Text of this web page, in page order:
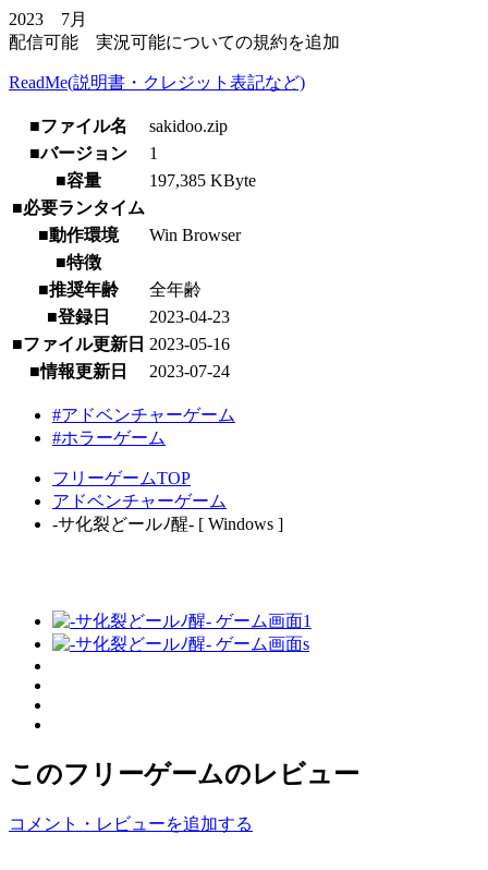
2023 7月
配信可能 実況可能についての規約を追加
ReadMe(説明書・クレジット表記など)
■ファイル名
sakidoo.zip
■バージョン
1
■容量
197,385 KByte
■必要ランタイム
■動作環境
Win Browser
■特徴
■推奨年齢
全年齢
■登録日
2023-04-23
■ファイル更新日 2023-05-16
■情報更新日
2023-07-24
#アドベンチャーゲーム
#ホラーゲーム
フリーゲームTOP
アドベンチャーゲーム
-サ化裂どールﾉ醒- [ Windows ]
このフリーゲームのレビュー
コメント・レビューを追加する